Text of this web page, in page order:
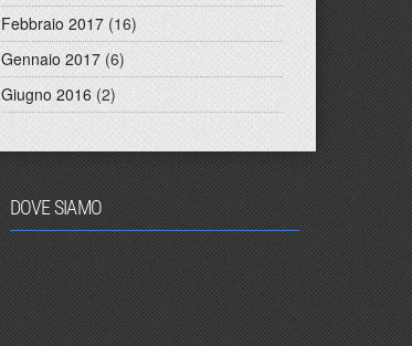
Febbraio 2017 (16)
Gennaio 2017 (6)
Giugno 2016 (2)
DOVE SIAMO